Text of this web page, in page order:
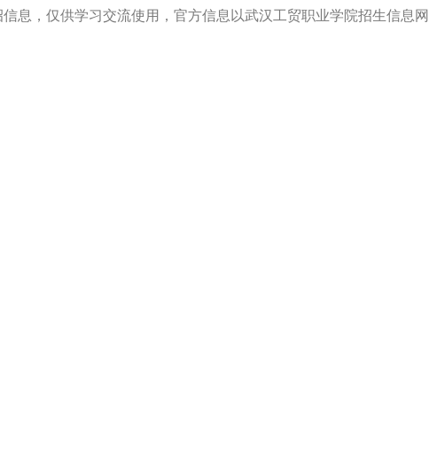
息，仅供学习交流使用，官方信息以武汉工贸职业学院招生信息